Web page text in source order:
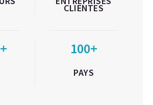
CLIENTES
100+
PAYS